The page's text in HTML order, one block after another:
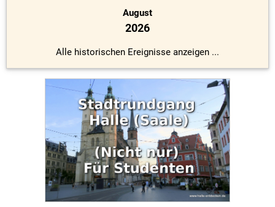
August
2026
Alle historischen Ereignisse anzeigen ...